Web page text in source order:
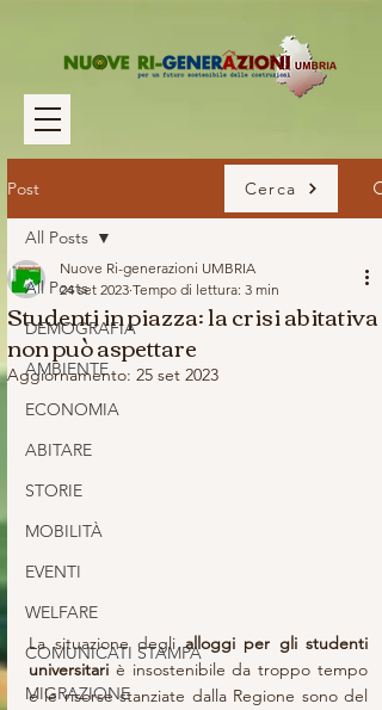
Post
All Posts
DEMOGRAFIA
AMBIENTE
ECONOMIA
ABITARE
STORIE
MOBILITÀ
EVENTI
WELFARE
COMUNICATI STAMPA
MIGRAZIONE
All Posts
Studenti in piazza: la crisi abitativa
non può aspettare
Nuove Ri-generazioni UMBRIA
24 set 2023 Tempo di lettura: 3 min
Aggiornamento: 25 set 2023
La situazione degli alloggi per gli studenti
universitari è insostenibile da troppo tempo
e le risorse stanziate dalla Regione sono del
Cerca